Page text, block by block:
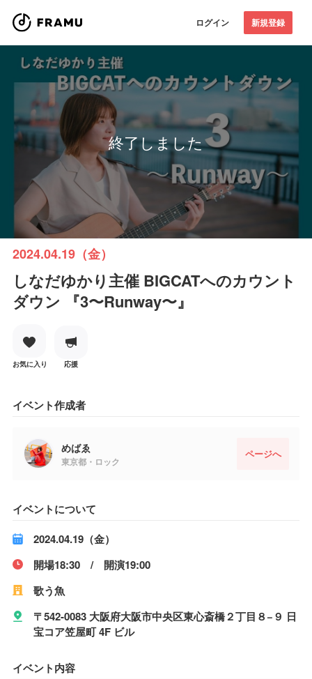
ログイン 新規登録
終了しました
2024.04.19（金）
しなだゆかり主催 BIGCATへのカウント
ダウン 『3〜Runway〜』
お気に入り 応援
イベント作成者
めばゑ
東京都・ロック
ページへ
イベントについて
2024.04.19（金）
開場18:30 / 開演19:00
歌う魚
〒542-0083 大阪府大阪市中央区東心斎橋２丁目８−９ 日
宝コア笠屋町 4F ビル
イベント内容